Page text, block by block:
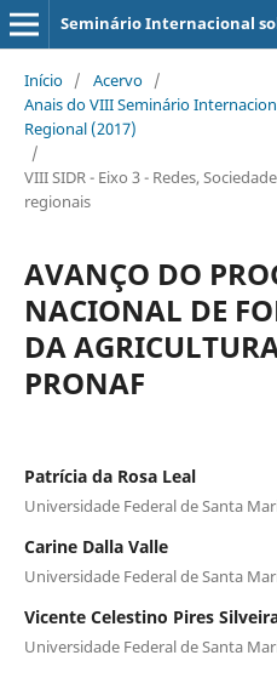
Seminário Internacional
Início / Acervo /
Anais do VIII Seminário
Regional (2017)
/
VIII SIDR - Eixo 3 - Redes,
regionais
AVANÇO DO
NACIONAL DE
DA
PRONAF
Patrícia da Rosa Leal
Universidade Federal de Santa
Carine Dalla Valle
Universidade Federal de Santa
Vicente Celestino Pires
Universidade Federal de Santa